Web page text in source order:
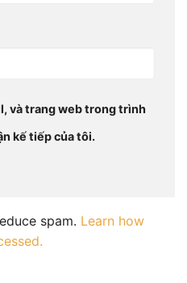
và trang web trong trình
kế tiếp của tôi.
spam. Learn how